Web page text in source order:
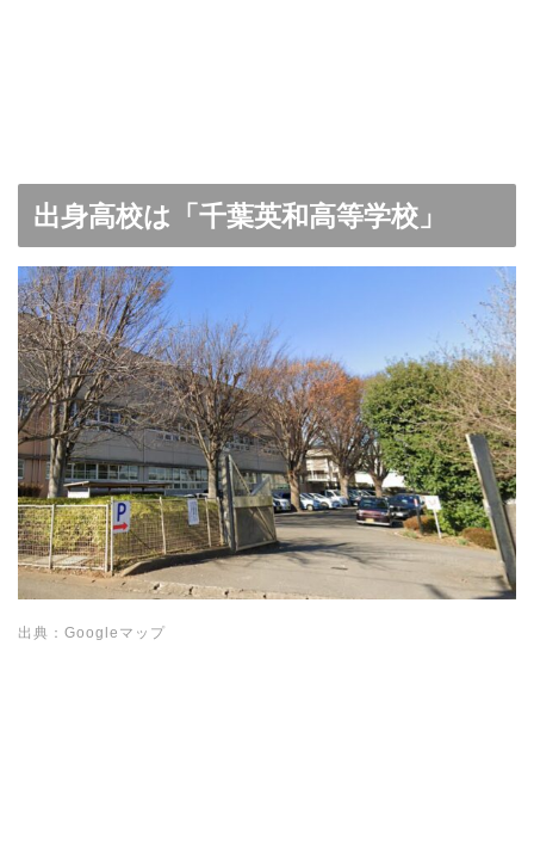
出身高校は「千葉英和高等学校」
出典：Googleマップ